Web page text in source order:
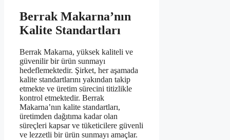
Berrak Makarna’nın
Kalite Standartları
Berrak Makarna, yüksek kaliteli ve
güvenilir bir ürün sunmayı
hedeflemektedir. Şirket, her aşamada
kalite standartlarını yakından takip
etmekte ve üretim sürecini titizlikle
kontrol etmektedir. Berrak
Makarna’nın kalite standartları,
üretimden dağıtıma kadar olan
süreçleri kapsar ve tüketicilere güvenli
ve lezzetli bir ürün sunmayı amaçlar.